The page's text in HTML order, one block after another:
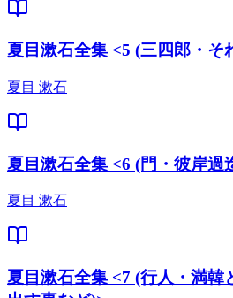
夏目漱石全集 <5 (三四郎・そ
夏目 漱石
夏目漱石全集 <6 (門・彼岸過
夏目 漱石
夏目漱石全集 <7 (行人・満韓